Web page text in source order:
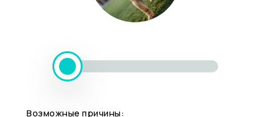
Возможные причины: